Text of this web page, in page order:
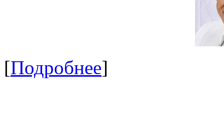
[Подробнее]